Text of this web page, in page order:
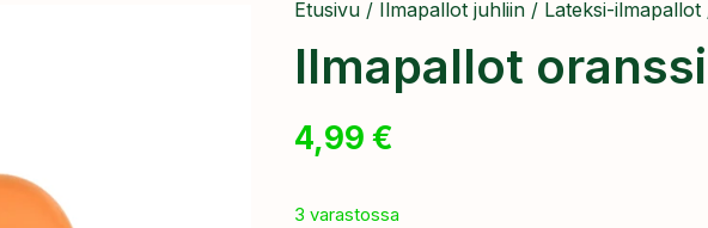
Etusivu / Ilmapallot juhliin / Lateksi-ilmapallot
Ilmapallot
4,99 €
3 varastossa